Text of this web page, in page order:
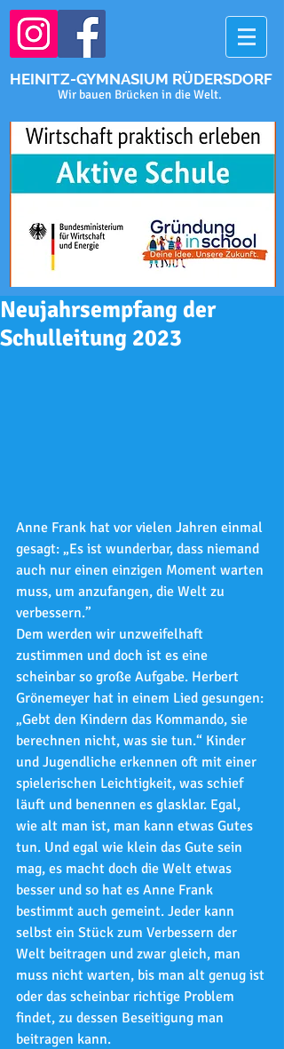
HEINITZ-GYMNASIUM RÜDERSDORF
Wir bauen Brücken in die Welt.
Neujahrsempfang der
Schulleitung 2023
Anne Frank hat vor vielen Jahren einmal
gesagt: „Es ist wunderbar, dass niemand
auch nur einen einzigen Moment warten
muss, um anzufangen, die Welt zu
verbessern.”
Dem werden wir unzweifelhaft
zustimmen und doch ist es eine
scheinbar so große Aufgabe. Herbert
Grönemeyer hat in einem Lied gesungen:
„Gebt den Kindern das Kommando, sie
berechnen nicht, was sie tun.“ Kinder
und Jugendliche erkennen oft mit einer
spielerischen Leichtigkeit, was schief
läuft und benennen es glasklar. Egal,
wie alt man ist, man kann etwas Gutes
tun. Und egal wie klein das Gute sein
mag, es macht doch die Welt etwas
besser und so hat es Anne Frank
bestimmt auch gemeint. Jeder kann
selbst ein Stück zum Verbessern der
Welt beitragen und zwar gleich, man
muss nicht warten, bis man alt genug ist
oder das scheinbar richtige Problem
findet, zu dessen Beseitigung man
beitragen kann.